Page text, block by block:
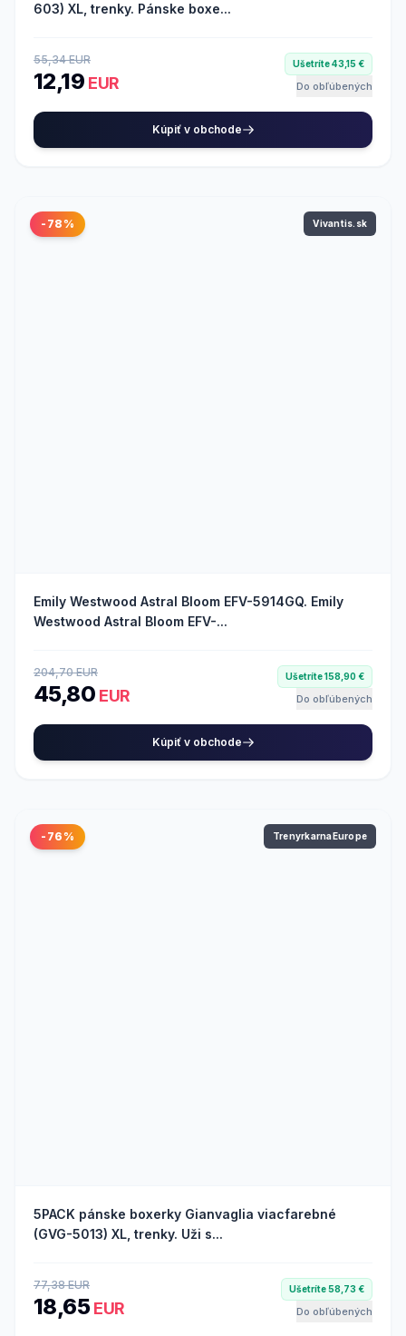
603) XL, trenky. Pánske boxe...
55,34 EUR
12,19 EUR
Ušetríte 43,15 €
Do obľúbených
Kúpiť v obchode
-78% Vivantis.sk
Emily Westwood Astral Bloom EFV-5914GQ. Emily
Westwood Astral Bloom EFV-...
204,70 EUR
45,80 EUR
Ušetríte 158,90 €
Do obľúbených
Kúpiť v obchode
-76% TrenyrkarnaEurope
5PACK pánske boxerky Gianvaglia viacfarebné
(GVG-5013) XL, trenky. Uži s...
77,38 EUR
18,65EUR
Ušetríte 58,73 €
Do obľúbených